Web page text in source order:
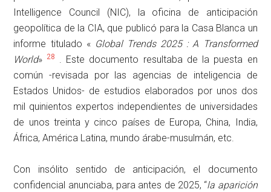
Intelligence Council (NIC), la oficina de anticipación
geopolítica de la CIA, que publicó para la Casa Blanca un
informe titulado « Global Trends 2025 : A Transformed
World» 28
. Este documento resultaba de la puesta en
común -revisada por las agencias de inteligencia de
Estados Unidos- de estudios elaborados por unos dos
mil quinientos expertos independientes de universidades
de unos treinta y cinco países de Europa, China, India,
África, América Latina, mundo árabe-musulmán, etc.
Con insólito sentido de anticipación, el documento
confidencial anunciaba, para antes de 2025, “la aparición